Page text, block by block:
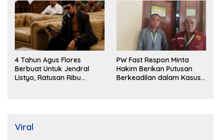
4 Tahun Agus Flores
Berbuat Untuk Jendral
Listyo, Ratusan Ribu
PW Fast Respon Minta
Hakim Berikan Putusan
Berkeadilan dalam Kasus
Viral